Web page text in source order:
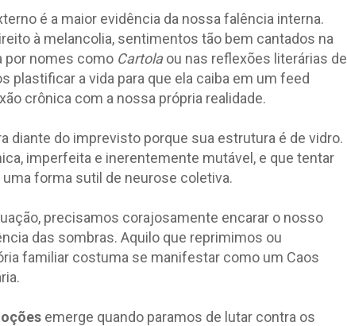
é a maior evidência da nossa falência interna.
à melancolia, sentimentos tão bem cantados na
por nomes como Cartolaou nas reflexões literárias de
plastificar a vida para que ela caiba em um feed
crônica com a nossa própria realidade.
diante do imprevisto porque sua estrutura é de vidro.
imperfeita e inerentemente mutável, e que tentar
forma sutil de neurose coletiva.
precisamos corajosamente encarar o nosso
das sombras. Aquilo que reprimimos ou
familiar costuma se manifestar como um Caos
emerge quando paramos de lutar contra os